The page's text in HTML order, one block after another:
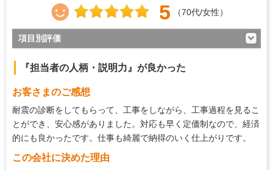
5 （70代/女性）
項目別評価
説明の分かりやすさ 5
施工の段取り・管理 5
作業中の配慮
『担当者の人柄・説明力』が良かった
お客さまのご感想
耐震の診断をしてもらって、工事をしながら、工事過程を見るこ
とができ、安心感がありました。対応も早く定価制なので、経済
的にも良かったです。仕事も綺麗で納得のいく仕上がりです。
この会社に決めた理由